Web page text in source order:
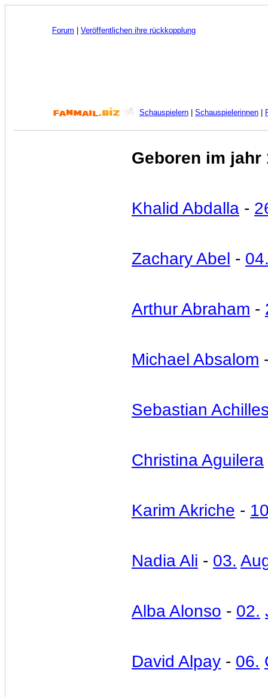
Forum Veröffentlichen ihre rückkopplung
Schauspielern Schauspielerinnen
Geboren im jahr
Khalid Abdalla -
Zachary Abel -
Arthur Abraham -
Michael Absalom
Sebastian
Christina Aguilera
Karim Akriche -
Nadia Ali - 03.
Alba Alonso - 02.
David Alpay - 06.